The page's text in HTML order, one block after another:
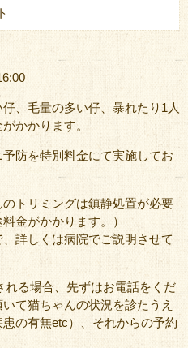
、毛量の多い仔、暴れたり1人
かかります。
防を特別料金にて実施してお
トリミングは鎮静処置が必要
金がかかります。）
詳しくは病院でご説明させて
る場合、先ずはお電話をくだ
て猫ちゃんの状況を診たうえ
の有無etc）、それからの予約